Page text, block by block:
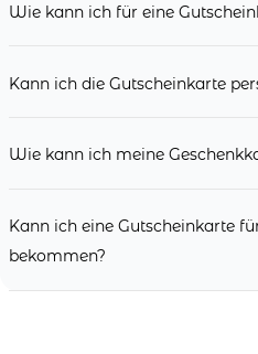
Wie kann ich für eine
Kann ich die Gutscheinkarte
Wie kann ich meine
Kann ich eine Gutscheinkarte
bekommen?